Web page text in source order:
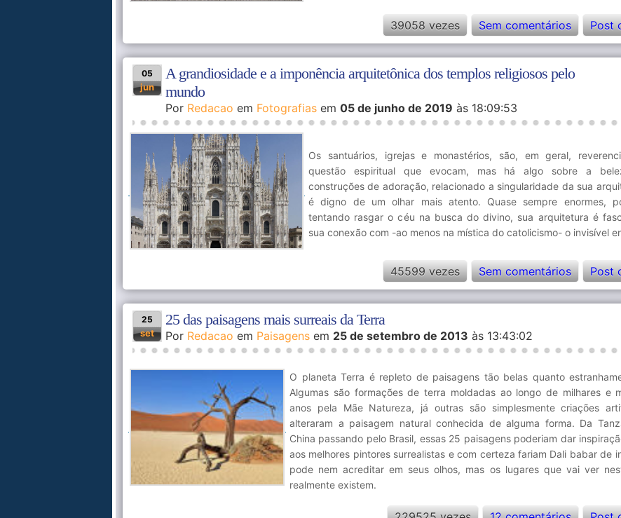
Post
Sem comentários
39058 vezes
05
jun
A grandiosidade e a imponência arquitetônica dos templos religiosos pelo
mundo
Por Redacao em Fotografias em 05 de junho de 2019 às 18:09:53
Os santuários, igrejas e monastérios, são, em geral,
questão espiritual que evocam, mas há algo sobre a
construções de adoração, relacionado a singularidade da sua
é digno de um olhar mais atento. Quase sempre enormes,
tentando rasgar o céu na busca do divino, sua arquitetura é
sua conexão com -ao menos na mística do catolicismo- o invisível
Post
Sem comentários
45599 vezes
25
set
25 das paisagens mais surreais da Terra
Por Redacao em Paisagens em 25 de setembro de 2013 às 13:43:02
O planeta Terra é repleto de paisagens tão belas quanto
Algumas são formações de terra moldadas ao longo de milhares e
anos pela Mãe Natureza, já outras são simplesmente criações
alteraram a paisagem natural conhecida de alguma forma. Da
China passando pelo Brasil, essas 25 paisagens poderiam dar
aos melhores pintores surrealistas e com certeza fariam Dali babar de
pode nem acreditar em seus olhos, mas os lugares que vai ver
realmente existem.